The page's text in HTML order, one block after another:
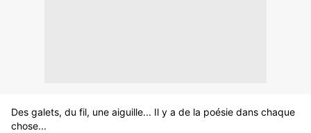
Des galets, du fil, une aiguille... Il y a de la poésie dans chaque
chose...